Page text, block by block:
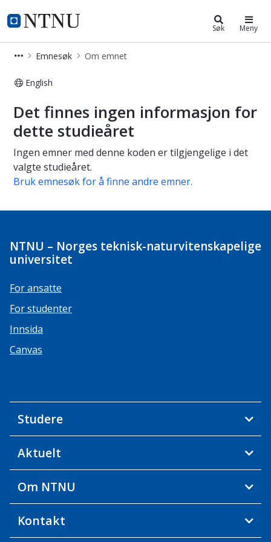
NTNU Hjemmeside
Studier Søk Meny
Emnesøk Om emnet
English
Om emnet
Det finnes ingen informasjon for
dette studieåret
Ingen emner med denne koden er tilgjengelige i det
valgte studieåret.
Bruk emnesøk for å finne andre emner.
NTNU – Norges teknisk-naturvitenskapelige
universitet
For ansatte
For studenter
Innsida
Canvas
Studere
Aktuelt
Om NTNU
Kontakt